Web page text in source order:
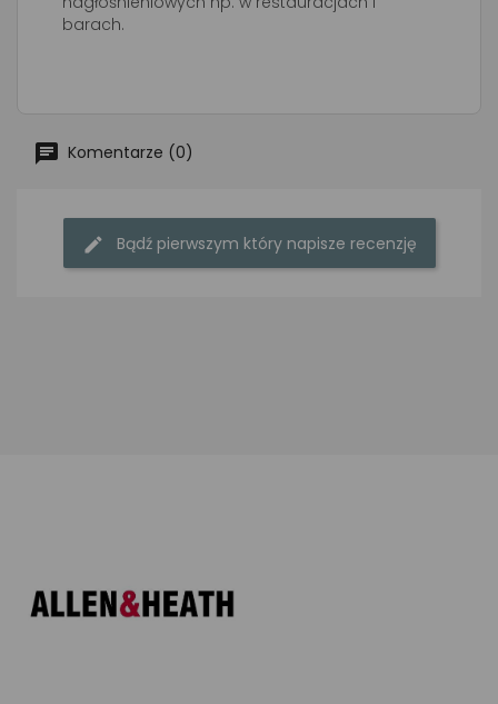
barach.
Komentarze (0)
Bądź pierwszym który napisze recenzję